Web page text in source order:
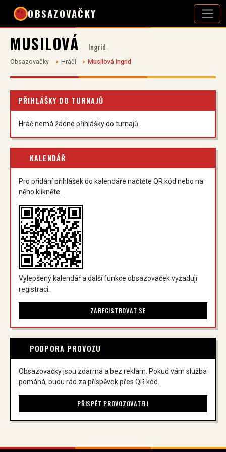
OBSAZOVAČKY
MUSILOVÁ Ingrid
Obsazovačky Hráči Musilová Ingrid
PŘIHLÁŠKY DO TURNAJŮ
Hráč nemá žádné přihlášky do turnajů.
KALENDÁŘ
Pro přidání přihlášek do kalendáře načtěte QR kód nebo na
něho klikněte.
Vylepšený kalendář a další funkce obsazovaček vyžadují
registraci.
ZAREGISTROVAT SE
PODPORA PROVOZU
Obsazovačky jsou zdarma a bez reklam. Pokud vám služba
pomáhá, budu rád za příspěvek přes QR kód.
PŘISPĚT PROVOZOVATELI